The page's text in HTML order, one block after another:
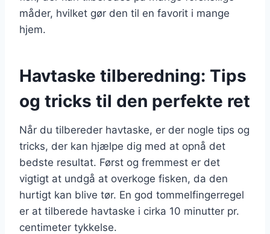
måder, hvilket gør den til en favorit i mange
hjem.
Havtaske tilberedning: Tips
og tricks til den perfekte ret
Når du tilbereder havtaske, er der nogle tips og
tricks, der kan hjælpe dig med at opnå det
bedste resultat. Først og fremmest er det
vigtigt at undgå at overkoge fisken, da den
hurtigt kan blive tør. En god tommelfingerregel
er at tilberede havtaske i cirka 10 minutter pr.
centimeter tykkelse.